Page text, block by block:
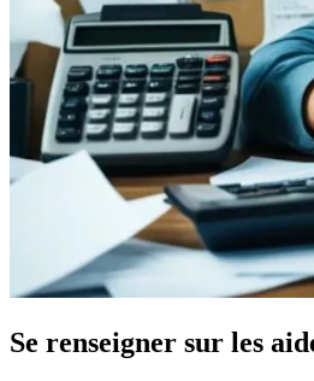
Se renseigner sur les